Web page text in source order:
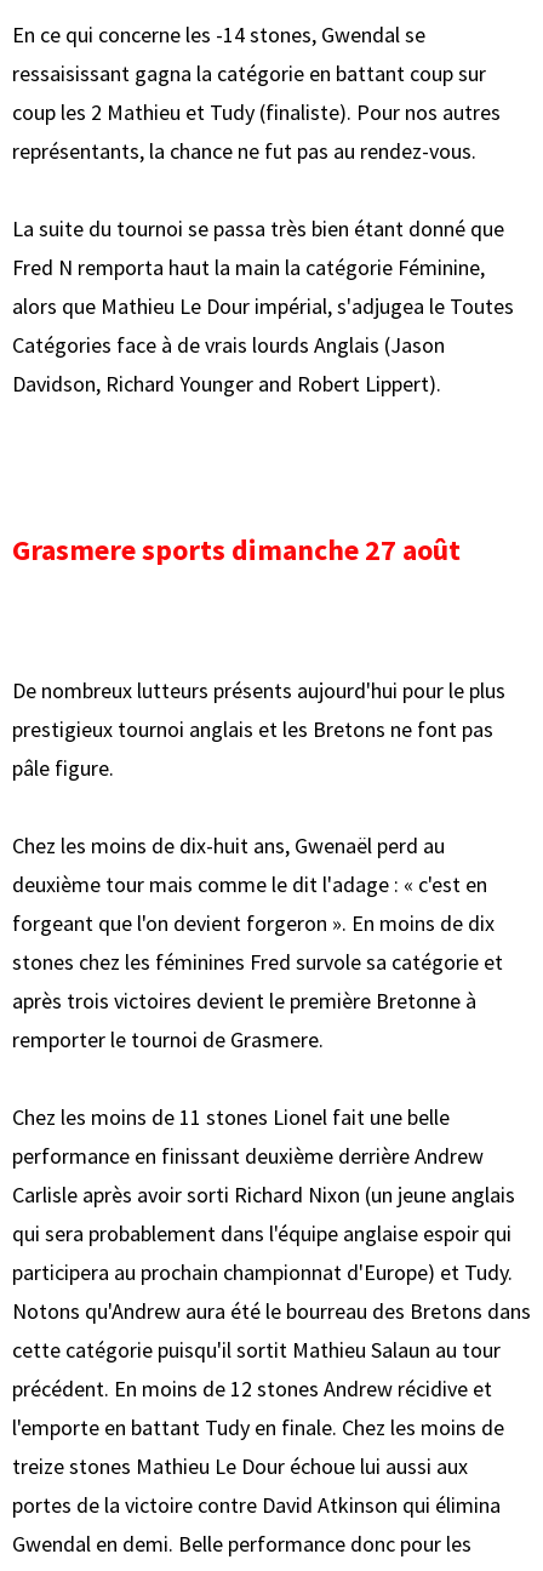
En ce qui concerne les -14 stones, Gwendal se
ressaisissant gagna la catégorie en battant coup sur
coup les 2 Mathieu et Tudy (finaliste). Pour nos autres
représentants, la chance ne fut pas au rendez-vous.
La suite du tournoi se passa très bien étant donné que
Fred N remporta haut la main la catégorie Féminine,
alors que Mathieu Le Dour impérial, s'adjugea le Toutes
Catégories face à de vrais lourds Anglais (Jason
Davidson, Richard Younger and Robert Lippert).
Grasmere sports dimanche 27 août
De nombreux lutteurs présents aujourd'hui pour le plus
prestigieux tournoi anglais et les Bretons ne font pas
pâle figure.
Chez les moins de dix-huit ans, Gwenaël perd au
deuxième tour mais comme le dit l'adage : « c'est en
forgeant que l'on devient forgeron ». En moins de dix
stones chez les féminines Fred survole sa catégorie et
après trois victoires devient le première Bretonne à
remporter le tournoi de Grasmere.
Chez les moins de 11 stones Lionel fait une belle
performance en finissant deuxième derrière Andrew
Carlisle après avoir sorti Richard Nixon (un jeune anglais
qui sera probablement dans l'équipe anglaise espoir qui
participera au prochain championnat d'Europe) et Tudy.
Notons qu'Andrew aura été le bourreau des Bretons dans
cette catégorie puisqu'il sortit Mathieu Salaun au tour
précédent. En moins de 12 stones Andrew récidive et
l'emporte en battant Tudy en finale. Chez les moins de
treize stones Mathieu Le Dour échoue lui aussi aux
portes de la victoire contre David Atkinson qui élimina
Gwendal en demi. Belle performance donc pour les